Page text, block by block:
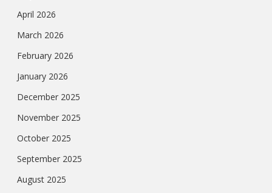
April 2026
March 2026
February 2026
January 2026
December 2025
November 2025
October 2025
September 2025
August 2025